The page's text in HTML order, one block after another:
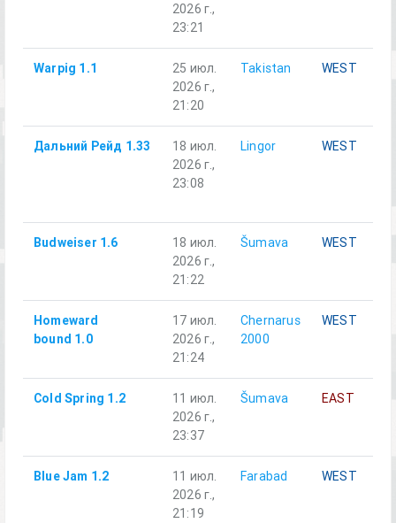
2026 г.,
23:21
Warpig 1.1
25 июл.
2026 г.,
21:20
Takistan WEST
Дальний Рейд 1.33
18 июл.
2026 г.,
23:08
Lingor WEST
Budweiser 1.6
18 июл.
2026 г.,
21:22
Šumava WEST
Homeward
bound 1.0
17 июл.
2026 г.,
21:24
Chernarus
2000
WEST
Cold Spring 1.2
11 июл.
2026 г.,
23:37
Šumava EAST
Blue Jam 1.2
11 июл.
2026 г.,
21:19
Farabad WEST